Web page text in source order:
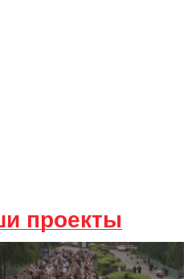
проекты